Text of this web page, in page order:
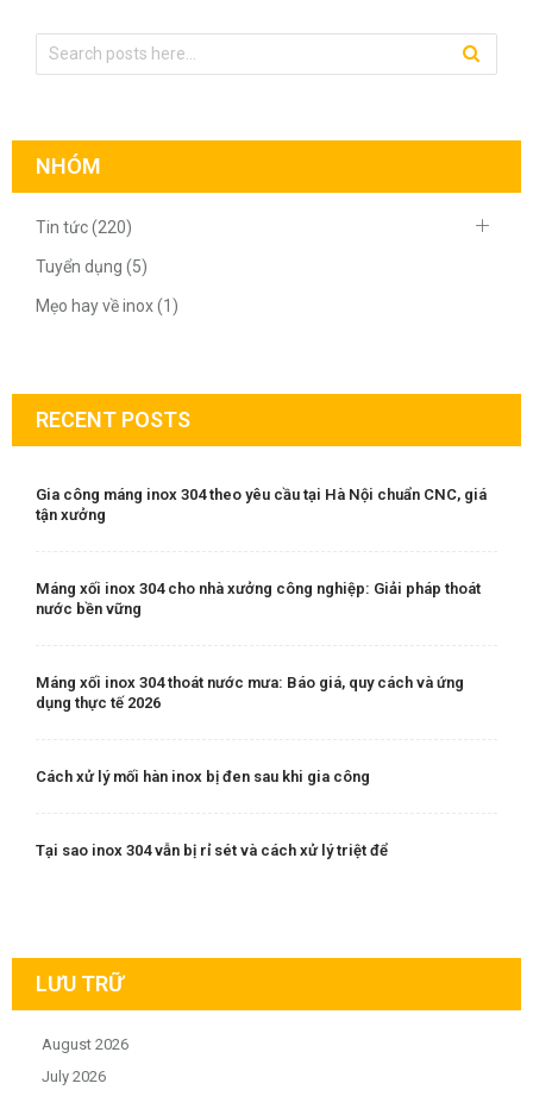
NHÓM
Tin tức (220)
Tuyển dụng (5)
Mẹo hay về inox (1)
RECENT POSTS
Gia công máng inox 304 theo yêu cầu tại Hà Nội chuẩn CNC, giá
tận xưởng
Máng xối inox 304 cho nhà xưởng công nghiệp: Giải pháp thoát
nước bền vững
Máng xối inox 304 thoát nước mưa: Báo giá, quy cách và ứng
dụng thực tế 2026
Cách xử lý mối hàn inox bị đen sau khi gia công
Tại sao inox 304 vẫn bị rỉ sét và cách xử lý triệt để
LƯU TRỮ
August 2026
July 2026